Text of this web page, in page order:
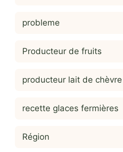
probleme
Producteur de fruits
producteur lait de chèvre
recette glaces fermières
Région